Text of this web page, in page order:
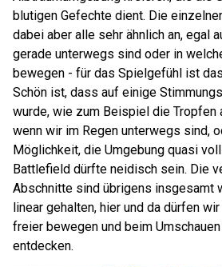
blutigen Gefechte dient. Die
dabei aber alle sehr ähnlich an, egal
gerade unterwegs sind oder in
bewegen - für das Spielgefühl ist
Schön ist, dass auf einige
wurde, wie zum Beispiel die Tropfen
wenn wir im Regen unterwegs sind,
Möglichkeit, die Umgebung quasi
Battlefield dürfte neidisch sein. Die
Abschnitte sind übrigens insgesamt
linear gehalten, hier und da dürfen
freier bewegen und beim
entdecken.